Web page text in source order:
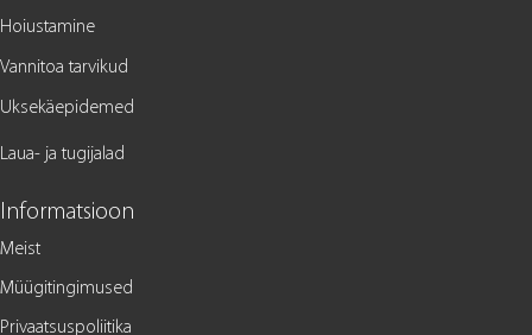
Hoiustamine
Vannitoa tarvikud
Uksekäepidemed
Laua- ja tugijalad
Informatsioon
Meist
Müügitingimused
Privaatsuspoliitika